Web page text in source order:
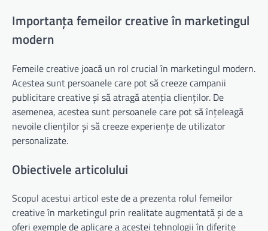
Importanța femeilor creative în marketingul
modern
Femeile creative joacă un rol crucial în marketingul modern.
Acestea sunt persoanele care pot să creeze campanii
publicitare creative și să atragă atenția clienților. De
asemenea, acestea sunt persoanele care pot să înțeleagă
nevoile clienților și să creeze experiențe de utilizator
personalizate.
Obiectivele articolului
Scopul acestui articol este de a prezenta rolul femeilor
creative în marketingul prin realitate augmentată și de a
oferi exemple de aplicare a acestei tehnologii în diferite